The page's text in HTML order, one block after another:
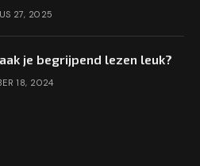
27, 2025
je begrijpend lezen leuk?
18, 2024